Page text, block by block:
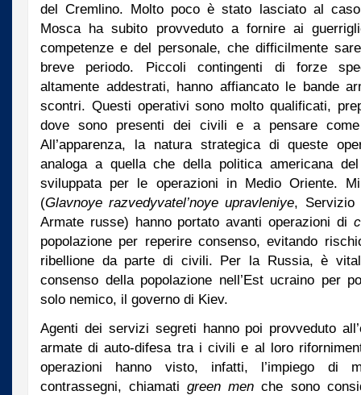
del Cremlino. Molto poco è stato lasciato al
Mosca ha subito provveduto a fornire ai
competenze e del personale, che difficilmente
breve periodo. Piccoli contingenti di forze
altamente addestrati, hanno affiancato le bande
scontri. Questi operativi sono molto qualificati,
dove sono presenti dei civili e a pensare
All’apparenza, la natura strategica di queste
analoga a quella che della politica americana
sviluppata per le operazioni in Medio Oriente.
(Glavnoye razvedyvatel’noye upravleniye, Servizio
Armate russe) hanno portato avanti operazioni di
popolazione per reperire consenso, evitando
ribellione da parte di civili. Per la Russia, è
consenso della popolazione nell’Est ucraino per
solo nemico, il governo di Kiev.
Agenti dei servizi segreti hanno poi provveduto
armate di auto-difesa tra i civili e al loro
operazioni hanno visto, infatti, l’impiego di
contrassegni, chiamatigreen men che sono